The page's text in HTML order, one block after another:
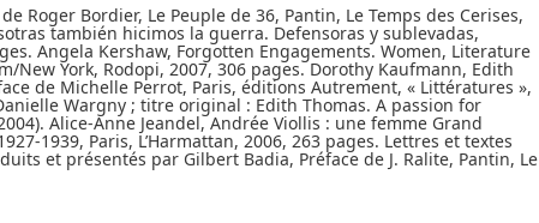
Roger Bordier, Le Peuple de 36, Pantin, Le Temps des Cerises,
también hicimos la guerra. Defensoras y sublevadas,
Angela Kershaw, Forgotten Engagements. Women, Literature
New York, Rodopi, 2007, 306 pages. Dorothy Kaufmann, Edith
de Michelle Perrot, Paris, éditions Autrement, « Littératures »,
Wargny ; titre original : Edith Thomas. A passion for
Alice-Anne Jeandel, Andrée Viollis : une femme Grand
1939, Paris, L’Harmattan, 2006, 263 pages. Lettres et textes
et présentés par Gilbert Badia, Préface de J. Ralite, Pantin, Le